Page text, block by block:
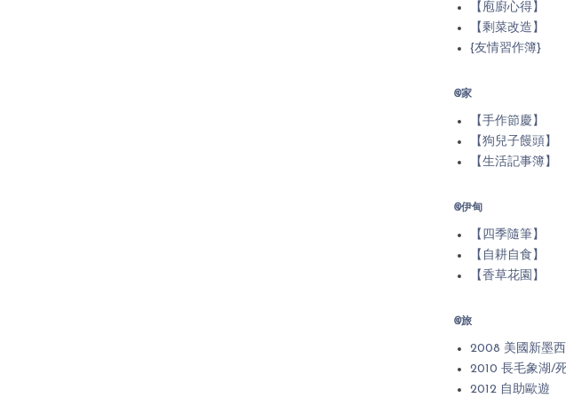
【庖廚心得】
【剩菜改造】
{友情習作簿}
@家
【手作節慶】
【狗兒子饅頭】
【生活記事簿】
@伊甸
【四季隨筆】
【自耕自食】
【香草花園】
@旅
2008 美國新墨
2010 長毛象湖/
2012 自助歐遊